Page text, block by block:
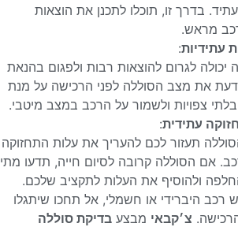
בדרך זו, תוכלו לתכנן את הוצאות
מראש.
עתידיות:
יכולה לגרום להוצאות רבות ולפגום בהנאת
את מצב הסוללה לפני הרכישה על מנת
צפויות ולשמור על הרכב במצב מיטבי.
עתידית:
תעזור לכם להעריך את עלות התחזוקה
אם הסוללה קרובה לסיום חייה, תדעו מתי
ולהוסיף את העלות לתקציב שלכם.
רכב היברידי או חשמלי, אל תחכו שיתגלו
צ׳קבאי מבצע בדיקת סוללה